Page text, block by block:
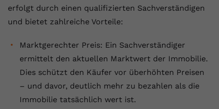
erfolgt durch einen qualifizierten Sachverständigen
und bietet zahlreiche Vorteile:
Marktgerechter Preis: Ein Sachverständiger
ermittelt den aktuellen Marktwert der Immobilie.
Dies schützt den Käufer vor überhöhten Preisen
– und davor, deutlich mehr zu bezahlen als die
Immobilie tatsächlich wert ist.
Name fe_typo_user
Anbieter VPB.de
Laufzeit Session
Zweck
Dieses Cookie wird verwendet, um die
Speicherung von
Website zuzuordnen.
Laufzeit 2 Jahre
Vimeo installiert dieses Cookie, um
Tracking-Informationen zu sammeln,
Einbetten von Videos auf der Website
setzt.